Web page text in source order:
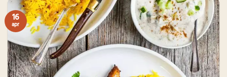
16
apr